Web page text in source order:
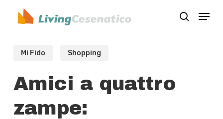
search
Menu
Mi Fido Shopping
Amici a quattro
zampe: